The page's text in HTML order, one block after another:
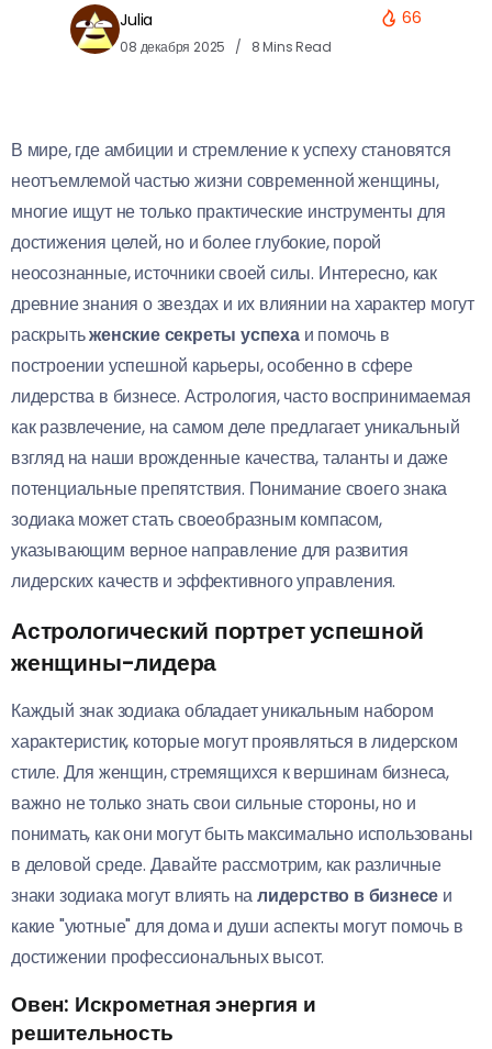
Julia
08 декабря 2025 8 Mins Read
66
В мире, где амбиции и стремление к успеху становятся
неотъемлемой частью жизни современной женщины,
многие ищут не только практические инструменты для
достижения целей, но и более глубокие, порой
неосознанные, источники своей силы. Интересно, как
древние знания о звездах и их влиянии на характер могут
раскрытьженские секреты успехаи помочь в
построении успешной карьеры, особенно в сфере
лидерства в бизнесе. Астрология, часто воспринимаемая
как развлечение, на самом деле предлагает уникальный
взгляд на наши врожденные качества, таланты и даже
потенциальные препятствия. Понимание своего знака
зодиака может стать своеобразным компасом,
указывающим верное направление для развития
лидерских качеств и эффективного управления.
Астрологический портрет успешной
женщины-лидера
Каждый знак зодиака обладает уникальным набором
характеристик, которые могут проявляться в лидерском
стиле. Для женщин, стремящихся к вершинам бизнеса,
важно не только знать свои сильные стороны, но и
понимать, как они могут быть максимально использованы
в деловой среде. Давайте рассмотрим, как различные
знаки зодиака могут влиять налидерство в бизнесе и
какие "уютные" для дома и души аспекты могут помочь в
достижении профессиональных высот.
Овен: Искрометная энергия и
решительность